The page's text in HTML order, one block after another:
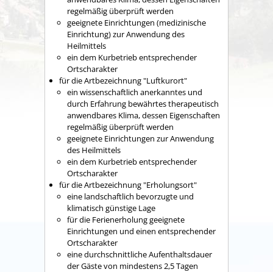
regelmäßig überprüft werden
geeignete Einrichtungen (medizinische
Einrichtung) zur Anwendung des
Heilmittels
ein dem Kurbetrieb entsprechender
Ortscharakter
für die Artbezeichnung "Luftkurort"
ein wissenschaftlich anerkanntes und
durch Erfahrung bewährtes therapeutisch
anwendbares Klima, dessen Eigenschaften
regelmäßig überprüft werden
geeignete Einrichtungen zur Anwendung
des Heilmittels
ein dem Kurbetrieb entsprechender
Ortscharakter
für die Artbezeichnung "Erholungsort"
eine landschaftlich bevorzugte und
klimatisch günstige Lage
für die Ferienerholung geeignete
Einrichtungen und einen entsprechender
Ortscharakter
eine durchschnittliche Aufenthaltsdauer
der Gäste von mindestens 2,5 Tagen